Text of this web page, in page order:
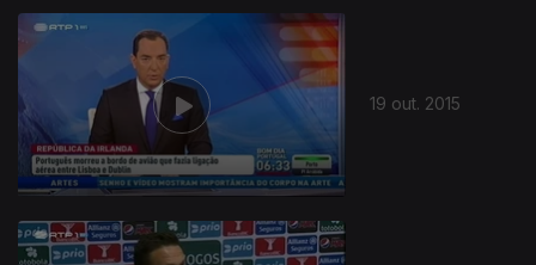
19 out. 2015